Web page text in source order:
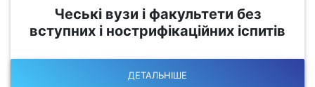
Чеські вузи і факультети без
вступних і нострифікаційних іспитів
ДЕТАЛЬНІШЕ